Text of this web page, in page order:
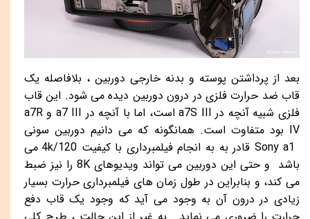
بعد از پرداشتن پوسته و بدنه خارجی دوربین ، بلافاصله یک
قاب ضد حرارت فلزی در درون دوربین دیده می شود. این قاب
فلزی شبیه آنچه در a7S IIIاست، اما با آنچه در a7 III و a7R
IV بود متفاوت است. همانگونه که می دانیم دوربین سونی
Sony a1 قادر به به انجام فیلمبرداری با کیفیت 4k/120 می
باشد و حتی این دوربین می تواند ویدیوهای 8K را نیز ضبط
می کند، و بنابراین در طول زمان های فیلمبرداری حرارت بسیار
زیادی در درون آن به وجود می آید که وجود یک قاب دفع